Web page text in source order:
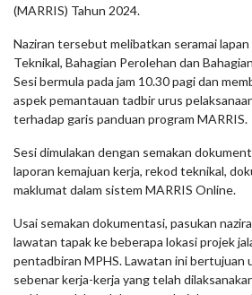
(MARRIS) Tahun 2024.
Naziran tersebut melibatkan seramai
Teknikal, Bahagian Perolehan dan
Sesi bermula pada jam 10.30 pagi dan
aspek pemantauan tadbir urus
terhadap garis panduan program MARRIS.
Sesi dimulakan dengan semakan
laporan kemajuan kerja, rekod teknikal,
maklumat dalam sistem MARRIS Online.
Usai semakan dokumentasi, pasukan
lawatan tapak ke beberapa lokasi projek
pentadbiran MPHS. Lawatan ini bertujuan
sebenar kerja-kerja yang telah